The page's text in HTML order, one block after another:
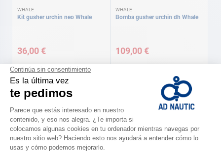
WHALE
Kit gusher urchin neo Whale
36,00 €
WHALE
Bomba gusher urchin dh Whale
109,00 €
Bomba de mano Trem